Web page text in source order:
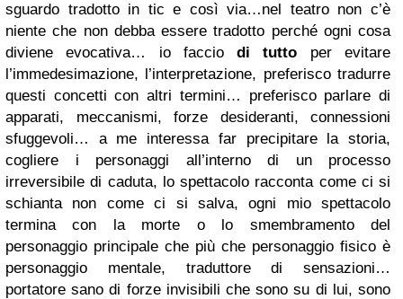
sguardo tradotto in tic e così via…nel teatro non c’è
niente che non debba essere tradotto perché ogni cosa
diviene evocativa… io facciodi tutto per evitare
l’immedesimazione, l’interpretazione, preferisco tradurre
questi concetti con altri termini… preferisco parlare di
apparati, meccanismi, forze desideranti, connessioni
sfuggevoli… a me interessa far precipitare la storia,
cogliere i personaggi all’interno di un processo
irreversibile di caduta, lo spettacolo racconta come ci si
schianta non come ci si salva, ogni mio spettacolo
termina con la morte o lo smembramento del
personaggio principale che più che personaggio fisico è
personaggio mentale, traduttore di sensazioni…
portatore sano di forze invisibili che sono su di lui, sono